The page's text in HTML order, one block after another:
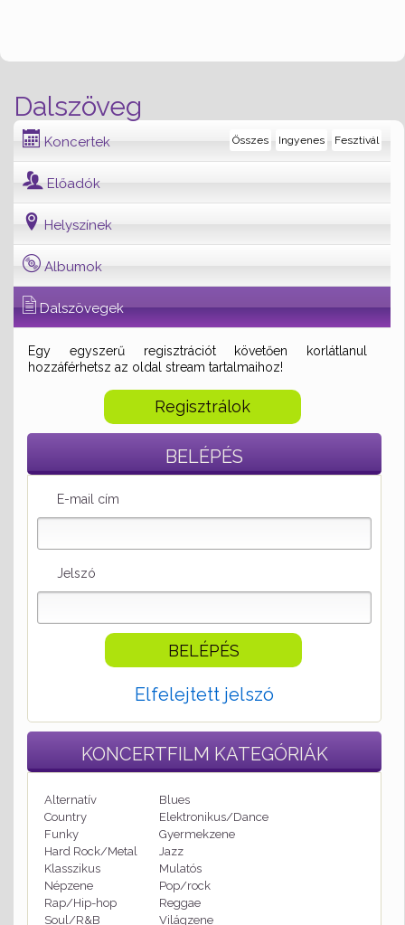
Dalszöveg
Koncertek Fesztivál
Ingyenes
Összes
Előadók
Helyszínek
Albumok
Dalszövegek
Egy egyszerű regisztrációt követően korlátlanul
hozzáférhetsz az oldal stream tartalmaihoz!
Regisztrálok
BELÉPÉS
E-mail cím
Jelszó
Elfelejtett jelszó
KONCERTFILM KATEGÓRIÁK
Alternatív
Blues
Country
Elektronikus/Dance
Funky
Gyermekzene
Hard Rock/Metal
Jazz
Klasszikus
Mulatós
Népzene
Pop/rock
Rap/Hip-hop
Reggae
Soul/R&B
Világzene